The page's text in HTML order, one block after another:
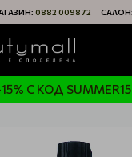
0882 009872 САЛОН:
С КОД